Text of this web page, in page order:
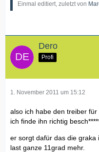
Einmal editiert, zuletzt von
Dero
Profi
1. November 2011 um 15:12
also ich habe den treiber
ich finde ihn richtig
er sorgt dafür das die
last ganze 11grad mehr.